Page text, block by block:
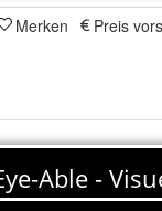
Merken Preis
Farbe:
Größe: